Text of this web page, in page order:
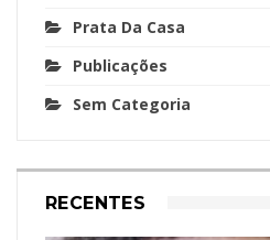
Prata Da Casa
Publicações
Sem Categoria
RECENTES